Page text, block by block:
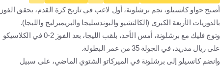
الدوري الإسباني
جواو كانسيلو إسبانيا البرتغال كرة قدم
أصبح جواو كانسيلو، نجم برشلونة، أول لاعب في تاريخ كرة القدم، يحقق الفوز
بالدوريات الأربعة الكبرى (الكالتشيو والبوندسليجا والبريميرليج والليجا).
وتوج فليك مع برشلونة، أمس الأحد، بلقب الليجا، بعد الفوز 2-0 في الكلاسيكو
على ريال مدريد، في الجولة 35 من عمر البطولة.
وانضم كانسيلو إلى برشلونة في الميركاتو الشتوي الماضي، على سبيل